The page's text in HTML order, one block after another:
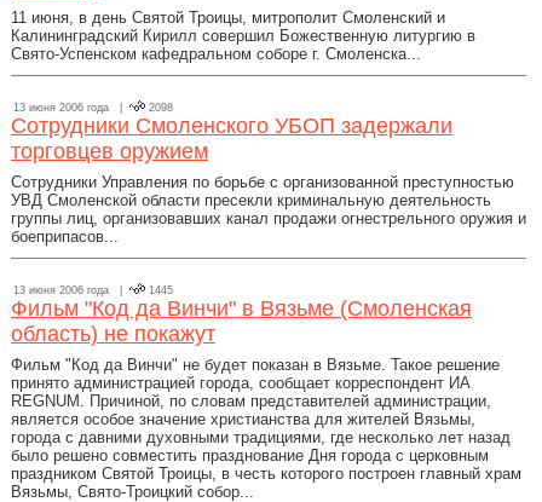
11 июня, в день Святой Троицы, митрополит Смоленский и
Калининградский Кирилл совершил Божественную литургию в
Свято-Успенском кафедральном соборе г. Смоленска...
13 июня 2006 года | 2098
Сотрудники Смоленского УБОП задержали
торговцев оружием
Сотрудники Управления по борьбе с организованной преступностью
УВД Смоленской области пресекли криминальную деятельность
группы лиц, организовавших канал продажи огнестрельного оружия и
боеприпасов...
13 июня 2006 года | 1445
Фильм "Код да Винчи" в Вязьме (Смоленская
область) не покажут
Фильм "Код да Винчи" не будет показан в Вязьме. Такое решение
принято администрацией города, сообщает корреспондент ИА
REGNUM. Причиной, по словам представителей администрации,
является особое значение христианства для жителей Вязьмы,
города с давними духовными традициями, где несколько лет назад
было решено совместить празднование Дня города с церковным
праздником Святой Троицы, в честь которого построен главный храм
Вязьмы, Свято-Троицкий собор...